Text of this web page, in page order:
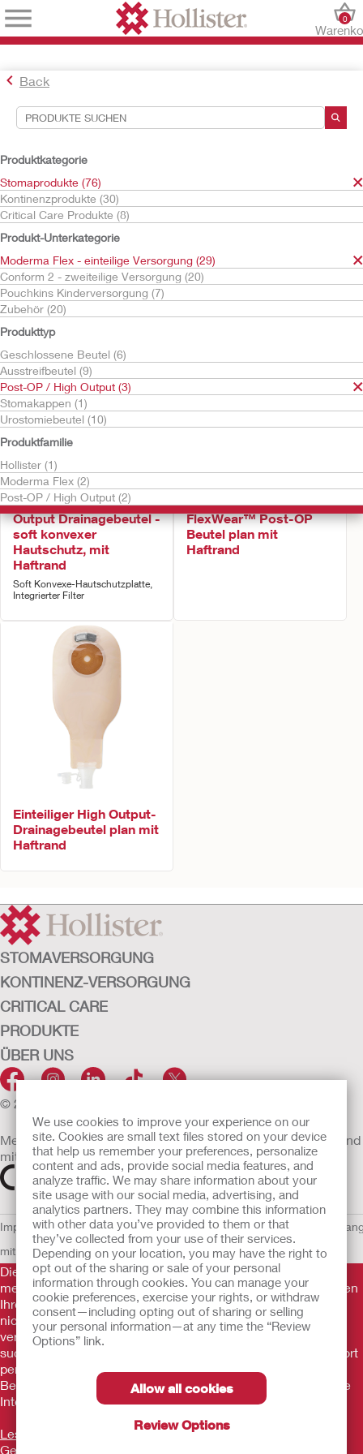
We use cookies to improve your experience on our
site. Cookies are small text files stored on your device
that help us remember your preferences, personalize
content and ads, provide social media features, and
analyze traffic. We may share information about your
site usage with our social media, advertising, and
analytics partners. They may combine this information
with other data you’ve provided to them or that
they’ve collected from your use of their services.
Depending on your location, you may have the right to
opt out of the sharing or sale of your personal
information through cookies. You can manage your
cookie preferences, exercise your rights, or withdraw
consent—including opting out of sharing or selling
your personal information—at any time the “Review
Options” link.
Allow all cookies
Review Options
0
Back
Produktkategorie
Stomaprodukte (76)
Kontinenzprodukte (30)
Critical Care Produkte (8)
Produkt-Unterkategorie
Moderma Flex - einteilige Versorgung (29)
Conform 2 - zweiteilige Versorgung (20)
Pouchkins Kinderversorgung (7)
Zubehör (20)
Produkttyp
Geschlossene Beutel (6)
Ausstreifbeutel (9)
Post-OP / High Output (3)
Stomakappen (1)
Urostomiebeutel (10)
Produktfamilie
Hollister (1)
Moderma Flex (2)
Post-OP / High Output (2)
Suchwerkzeuge
Ihre Auswahl:
Stomaprodukte
Moderma Flex - einteilige Versorgung
Post-OP / High Output
Ihre Auswahl hat
Ergebnisse ergeben
Sortieren nach:
Kostenlos testen
Hollister einteiliger High
Output Drainagebeutel -
soft konvexer
Hautschutz, mit
Haftrand
Soft Konvexe-Hautschutzplatte,
Integrierter Filter
Kostenlos testen
Moderma Flex™
FlexWear™ Post-OP
Beutel plan mit
Haftrand
Einteiliger High Output-
Drainagebeutel plan mit
Haftrand
STOMAVERSORGUNG
KONTINENZ-VERSORGUNG
CRITICAL CARE
PRODUKTE
ÜBER UNS
© 2026 Hollister Incorporated
Medizinprodukte, die innerhalb der EU vertrieben werden, sind
mit einem der folgenden Symbole gekennzeichnet
Impressum AGB Nutzungsbedingungen Datenschutzerklärung
mit CookiesEU Whistleblowern-Mitteilung
Die Informationen auf dieser Website sind nicht als
medizinische Beratung gedacht und sollen die Empfehlungen
Ihres eigenen Arztes oder anderer medizinischer Fachkräfte
nicht ersetzen. Diese Website sollte auch nicht dazu
verwendet werden, in einem medizinischen Notfall Hilfe zu
suchen. In einem medizinischen Notfall sollten Sie sich sofort
persönlich in ärztliche Behandlung begeben. Da sich
Bestimmungen ab und zu ändern, besuchen Sie bitte unsere
Internetseite für die aktuellsten Informationen.
Lesen Sie vor der Verwendung unserer Produkte stets die
Gebrauchsanleitung mit Informationen zu